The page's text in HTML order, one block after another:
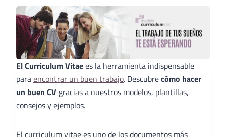
El Curriculum Vitaees la herramienta indispensable
paraencontrar un buen trabajo. Descubrecómo hacer
un buen CV gracias a nuestros modelos, plantillas,
consejos y ejemplos.
El curriculum vitae es uno de los documentos más